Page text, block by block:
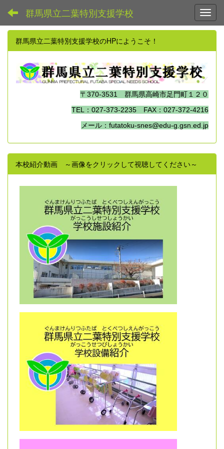
群馬県立二葉特別支援学校
群馬県立二葉特別支援学校のHPにようこそ！
〒370-3531 群馬県高崎市足門町１２０
TEL：027-373-2235 FAX：027-372-4216
メール：futatoku-snes@edu-g.gsn.ed.jp
本校紹介動画 ～画像をクリックして視聴してください～